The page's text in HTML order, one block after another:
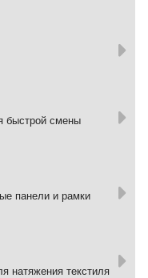
быстрой смены
панели и рамки
натяжения текстиля